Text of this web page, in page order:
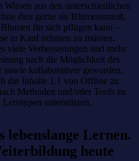
aus den unterschiedlichen
dies gerne als Blumenstrauß,
für sich pflügen kann –
in Kauf nehmen zu müssen.
viele Verbesserungen und mehr
nach die Möglichkeit des
sowie kollaborativer geworden.
die Inhalte 1:1 von Offline zu
Methoden und/oder Tools zu
unterstützen.
lebenslange Lernen.
heute